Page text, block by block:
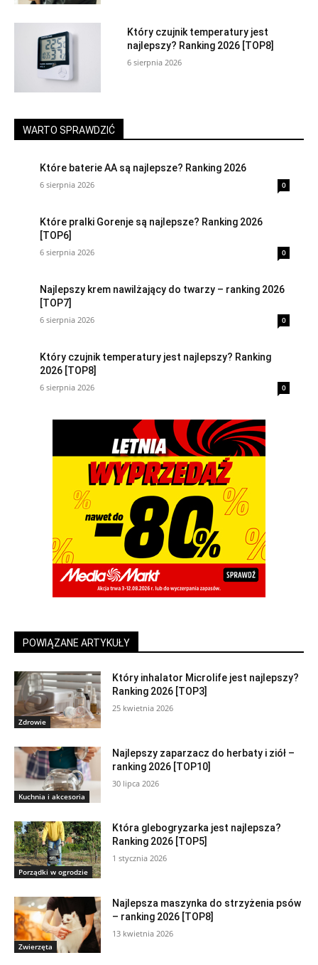
Który czujnik temperatury jest
najlepszy? Ranking 2026 [TOP8]
6 sierpnia 2026
WARTO SPRAWDZIĆ
Które baterie AA są najlepsze? Ranking 2026
6 sierpnia 2026 0
Które pralki Gorenje są najlepsze? Ranking 2026
[TOP6]
6 sierpnia 2026 0
Najlepszy krem nawilżający do twarzy – ranking 2026
[TOP7]
6 sierpnia 2026 0
Który czujnik temperatury jest najlepszy? Ranking
2026 [TOP8]
6 sierpnia 2026 0
POWIĄZANE ARTYKUŁY
Zdrowie
Który inhalator Microlife jest najlepszy?
Ranking 2026 [TOP3]
25 kwietnia 2026
Kuchnia i akcesoria
Najlepszy zaparzacz do herbaty i ziół –
ranking 2026 [TOP10]
30 lipca 2026
Porządki w ogrodzie
Która glebogryzarka jest najlepsza?
Ranking 2026 [TOP5]
1 stycznia 2026
Zwierzęta
Najlepsza maszynka do strzyżenia psów
– ranking 2026 [TOP8]
13 kwietnia 2026